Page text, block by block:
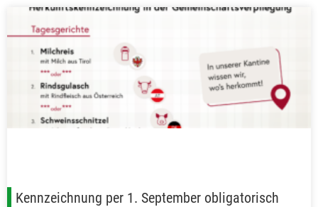
Kennzeichnung per 1. September obligatorisch